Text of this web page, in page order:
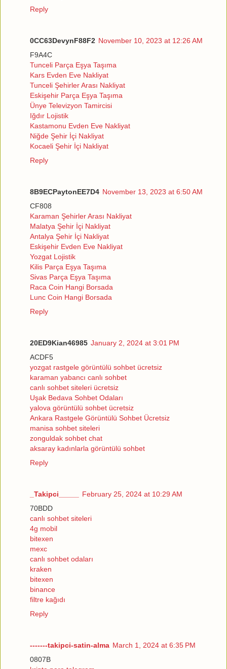
Reply
0CC63DevynF88F2 November 10, 2023 at 12:26 AM
F9A4C
Tunceli Parça Eşya Taşıma
Kars Evden Eve Nakliyat
Tunceli Şehirler Arası Nakliyat
Eskişehir Parça Eşya Taşıma
Ünye Televizyon Tamircisi
Iğdır Lojistik
Kastamonu Evden Eve Nakliyat
Niğde Şehir İçi Nakliyat
Kocaeli Şehir İçi Nakliyat
Reply
8B9ECPaytonEE7D4 November 13, 2023 at 6:50 AM
CF808
Karaman Şehirler Arası Nakliyat
Malatya Şehir İçi Nakliyat
Antalya Şehir İçi Nakliyat
Eskişehir Evden Eve Nakliyat
Yozgat Lojistik
Kilis Parça Eşya Taşıma
Sivas Parça Eşya Taşıma
Raca Coin Hangi Borsada
Lunc Coin Hangi Borsada
Reply
20ED9Kian46985 January 2, 2024 at 3:01 PM
ACDF5
yozgat rastgele görüntülü sohbet ücretsiz
karaman yabancı canlı sohbet
canlı sohbet siteleri ücretsiz
Uşak Bedava Sohbet Odaları
yalova görüntülü sohbet ücretsiz
Ankara Rastgele Görüntülü Sohbet Ücretsiz
manisa sohbet siteleri
zonguldak sohbet chat
aksaray kadınlarla görüntülü sohbet
Reply
_Takipci_____
February 25, 2024 at 10:29 AM
70BDD
canlı sohbet siteleri
4g mobil
bitexen
mexc
canlı sohbet odaları
kraken
bitexen
binance
filtre kağıdı
Reply
-------takipci-satin-alma March 1, 2024 at 6:35 PM
0807B